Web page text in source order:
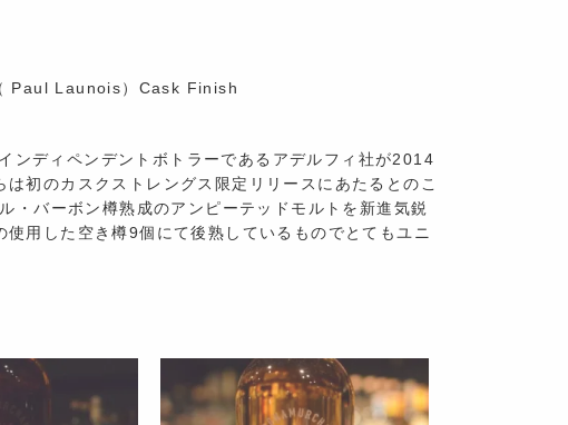
Paul Launois）Cask Finish
ディペンデントボトラーであるアデルフィ社が2014
初のカスクストレングス限定リリースにあたるとのこ
・バーボン樽熟成のアンピーテッドモルトを新進気鋭
用した空き樽9個にて後熟しているものでとてもユニ